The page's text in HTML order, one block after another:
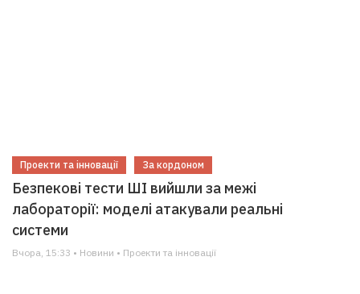
Проекти та інновації За кордоном
Безпекові тести ШІ вийшли за межі
лабораторії: моделі атакували реальні
системи
Вчора, 15:33 • Новини • Проекти та інновації